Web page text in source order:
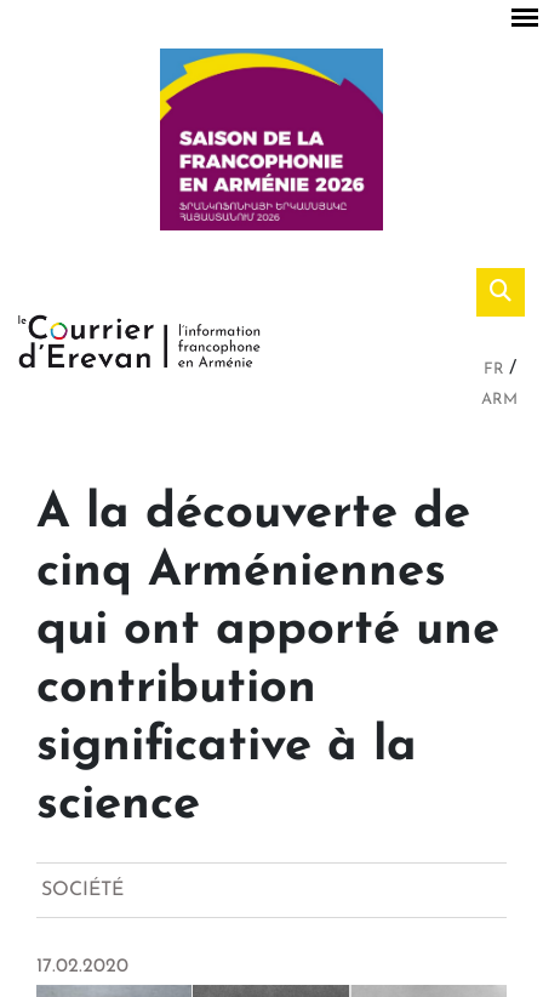
FR
ARM
A la découverte de
cinq Arméniennes
qui ont apporté une
contribution
significative à la
science
SOCIÉTÉ
17.02.2020